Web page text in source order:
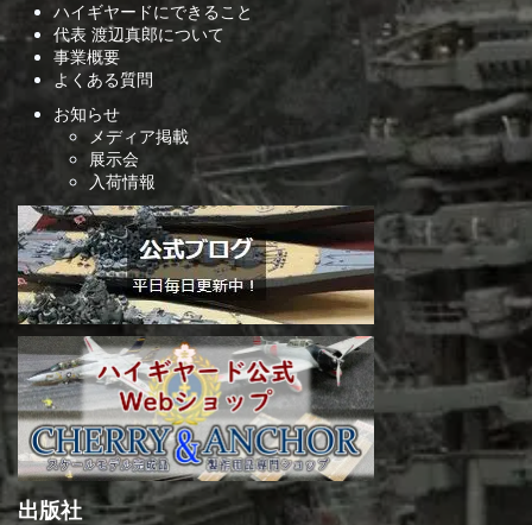
ハイギヤードにできること
代表 渡辺真郎について
事業概要
よくある質問
お知らせ
メディア掲載
展示会
入荷情報
出版社